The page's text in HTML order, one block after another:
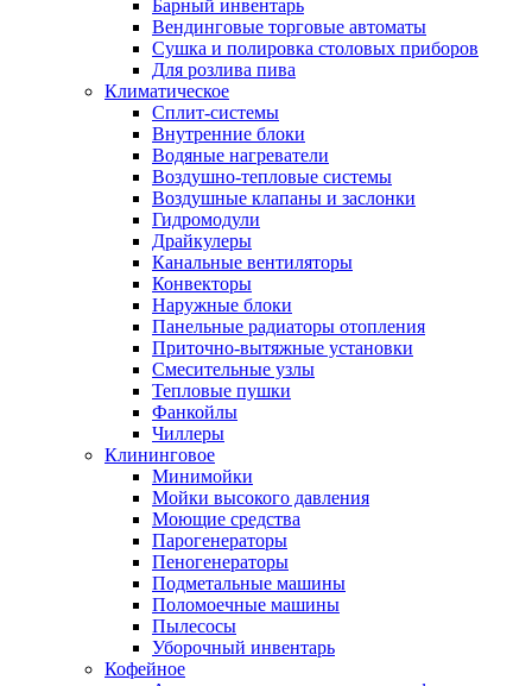
Барный инвентарь
Вендинговые торговые автоматы
Сушка и полировка столовых приборов
Для розлива пива
Климатическое
Сплит-системы
Внутренние блоки
Водяные нагреватели
Воздушно-тепловые системы
Воздушные клапаны и заслонки
Гидромодули
Драйкулеры
Канальные вентиляторы
Конвекторы
Наружные блоки
Панельные радиаторы отопления
Приточно-вытяжные установки
Смесительные узлы
Тепловые пушки
Фанкойлы
Чиллеры
Клининговое
Минимойки
Мойки высокого давления
Моющие средства
Парогенераторы
Пеногенераторы
Подметальные машины
Поломоечные машины
Пылесосы
Уборочный инвентарь
Кофейное